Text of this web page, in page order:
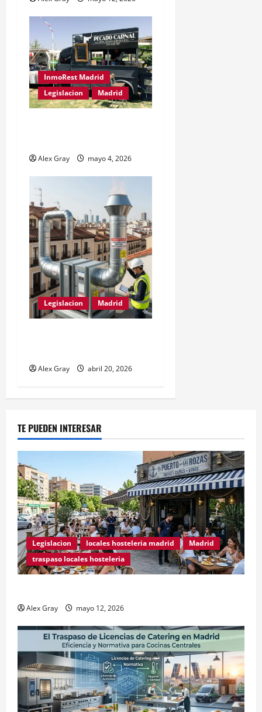
InmoRest Madrid
Legislacion
Madrid
Alex Gray mayo 4, 2026
Legislacion Madrid
Alex Gray abril 20, 2026
TE PUEDEN INTERESAR
Legislacion locales hosteleria madrid
Madrid
traspaso locales hosteleria
Alex Gray mayo 12, 2026